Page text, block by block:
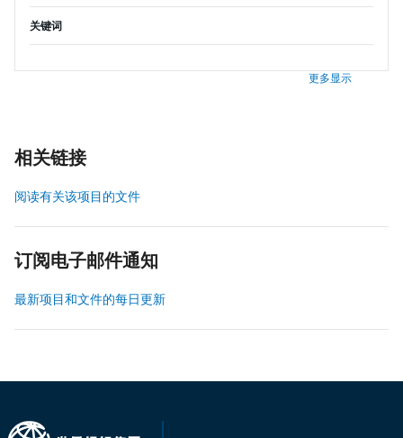
关键词
更多显示
相关链接
阅读有关该项目的文件
订阅电子邮件通知
最新项目和文件的每日更新